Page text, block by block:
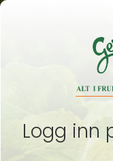
Logg inn